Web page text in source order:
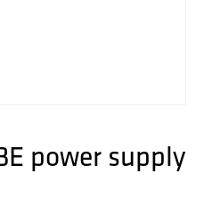
power supply